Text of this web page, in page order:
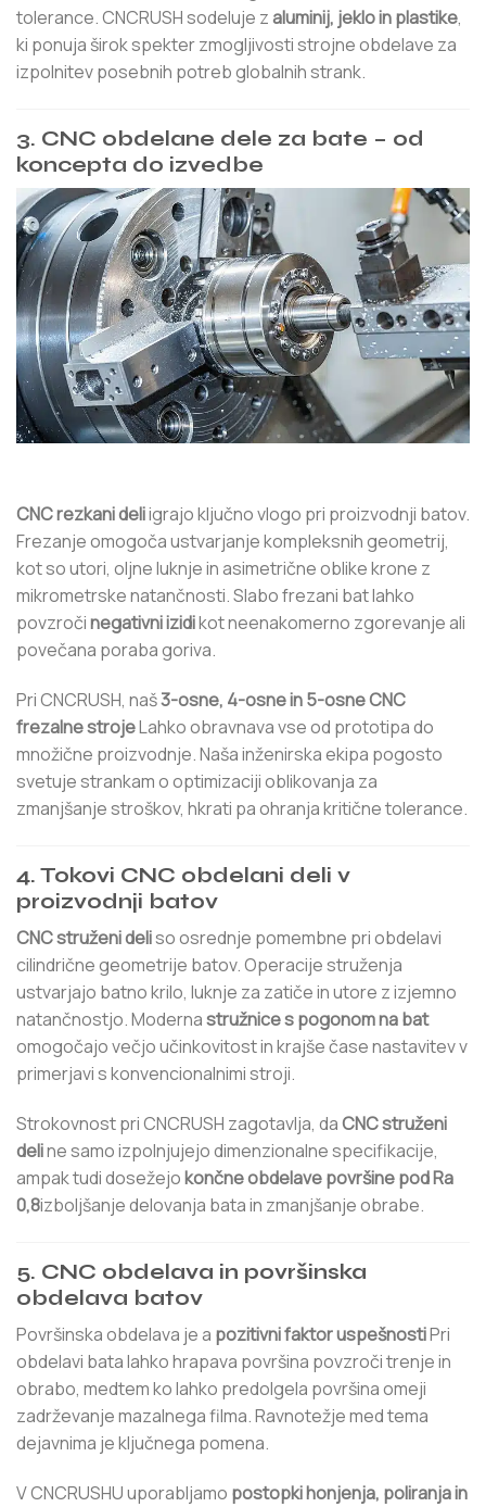
tolerance. CNCRUSH sodeluje z aluminij, jeklo in plastike,
ki ponuja širok spekter zmogljivosti strojne obdelave za
izpolnitev posebnih potreb globalnih strank.
3. CNC obdelane dele za bate – od
koncepta do izvedbe
CNC rezkani deliigrajo ključno vlogo pri proizvodnji batov.
Frezanje omogoča ustvarjanje kompleksnih geometrij,
kot so utori, oljne luknje in asimetrične oblike krone z
mikrometrske natančnosti. Slabo frezani bat lahko
povzročinegativni izidikot neenakomerno zgorevanje ali
povečana poraba goriva.
Pri CNCRUSH, naš3-osne, 4-osne in 5-osne CNC
frezalne strojeLahko obravnava vse od prototipa do
množične proizvodnje. Naša inženirska ekipa pogosto
svetuje strankam o optimizaciji oblikovanja za
zmanjšanje stroškov, hkrati pa ohranja kritične tolerance.
4. Tokovi CNC obdelani deli v
proizvodnji batov
CNC struženi deliso osrednje pomembne pri obdelavi
cilindrične geometrije batov. Operacije struženja
ustvarjajo batno krilo, luknje za zatiče in utore z izjemno
natančnostjo. Modernastružnice s pogonom na bat
omogočajo večjo učinkovitost in krajše čase nastavitev v
primerjavi s konvencionalnimi stroji.
Strokovnost pri CNCRUSH zagotavlja, daCNC struženi
deline samo izpolnjujejo dimenzionalne specifikacije,
ampak tudi dosežejokončne obdelave površine pod Ra
0,8izboljšanje delovanja bata in zmanjšanje obrabe.
5. CNC obdelava in površinska
obdelava batov
Površinska obdelava je a pozitivni faktor uspešnostiPri
obdelavi bata lahko hrapava površina povzroči trenje in
obrabo, medtem ko lahko predolgela površina omeji
zadrževanje mazalnega filma. Ravnotežje med tema
dejavnima je ključnega pomena.
V CNCRUSHU uporabljamo postopki honjenja, poliranja in